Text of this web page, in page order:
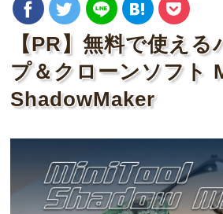
【PR】無料で使える
プ＆クローンソフト
ShadowMaker